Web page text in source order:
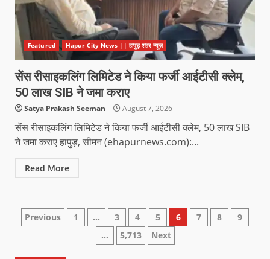
Featured Hapur City News || हापुड़ शहर न्यूज़
सेंस रीसाइकलिंग लिमिटेड ने किया फर्जी आईटीसी क्लेम,
50 लाख SIB ने जमा कराए
Satya Prakash Seeman August 7, 2026
सेंस रीसाइकलिंग लिमिटेड ने किया फर्जी आईटीसी क्लेम, 50 लाख SIB
ने जमा कराए हापुड़, सीमन (ehapurnews.com):...
Read More
Previous 1 … 3 4 5 6 7 8
9
…
5,713 Next